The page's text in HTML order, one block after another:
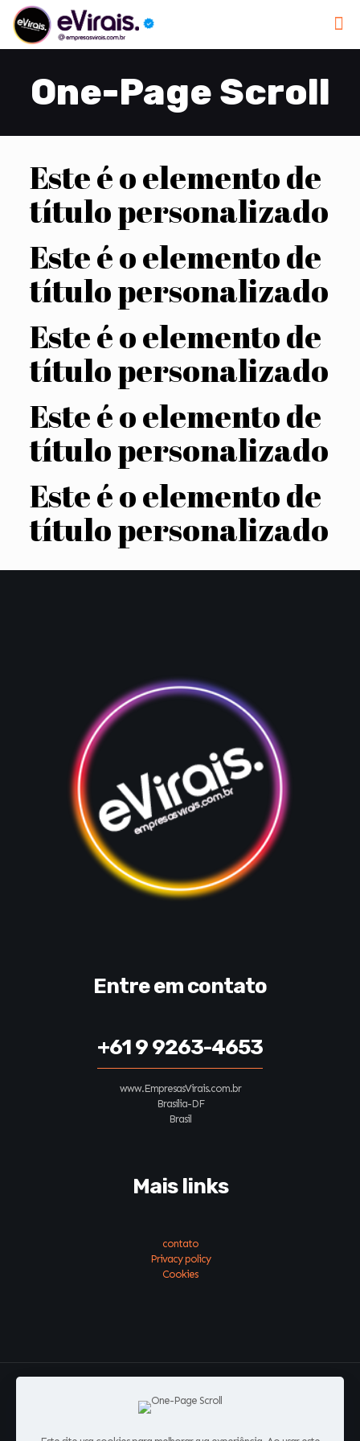
One-Page Scroll
Este é o elemento de
título personalizado
Este é o elemento de
título personalizado
Este é o elemento de
título personalizado
Este é o elemento de
título personalizado
Este é o elemento de
título personalizado
Entre em contato
+61 9 9263-4653
www.EmpresasVirais.com.br
Brasília-DF
Brasil
Mais links
contato
Privacy policy
Cookies